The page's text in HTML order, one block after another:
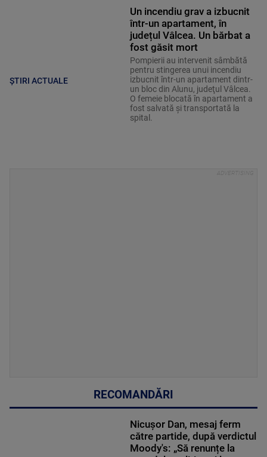
ȘTIRI ACTUALE
Un incendiu grav a izbucnit
într-un apartament, în
județul Vâlcea. Un bărbat a
fost găsit mort
Pompierii au intervenit sâmbătă
pentru stingerea unui incendiu
izbucnit într-un apartament dintr-
un bloc din Alunu, judeţul Vâlcea.
O femeie blocată în apartament a
fost salvată şi transportată la
spital.
RECOMANDĂRI
Nicușor Dan, mesaj ferm
către partide, după verdictul
Moody's: „Să renunțe la